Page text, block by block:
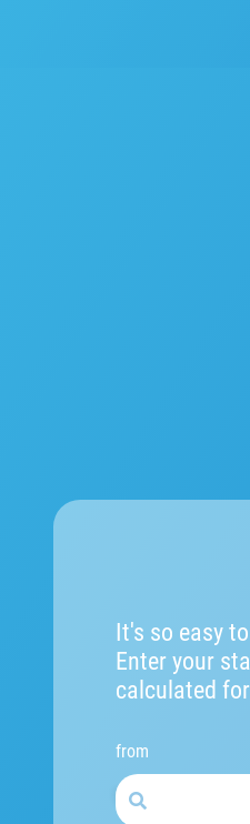
It's so easy
Enter your
calculated
from